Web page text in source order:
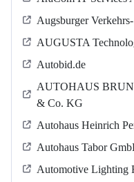
Augsburger
AUGUSTA
Autobid.de
AUTOHAUS
& Co. KG
Autohaus Heinrich
Autohaus Tabor
Automotive Lighting